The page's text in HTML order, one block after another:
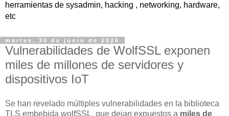
herramientas de sysadmin, hacking , networking, hardware,
etc
martes, 30 de junio de 2026
Vulnerabilidades de WolfSSL exponen
miles de millones de servidores y
dispositivos IoT
Se han revelado múltiples vulnerabilidades en la biblioteca
TLS embebida wolfSSL, que dejan expuestos a miles de